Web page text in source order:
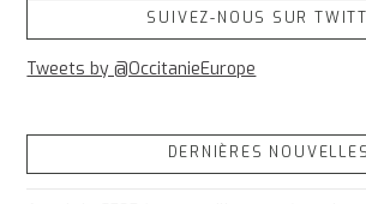
SUIVEZ-NOUS SUR
Tweets by @OccitanieEurope
DERNIÈRES NOUVELLES